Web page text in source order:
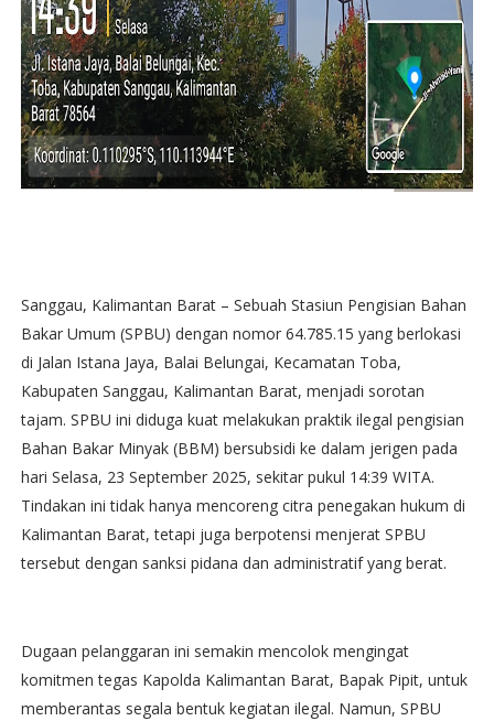
Sanggau, Kalimantan Barat – Sebuah Stasiun Pengisian Bahan
Bakar Umum (SPBU) dengan nomor 64.785.15 yang berlokasi
di Jalan Istana Jaya, Balai Belungai, Kecamatan Toba,
Kabupaten Sanggau, Kalimantan Barat, menjadi sorotan
tajam. SPBU ini diduga kuat melakukan praktik ilegal pengisian
Bahan Bakar Minyak (BBM) bersubsidi ke dalam jerigen pada
hari Selasa, 23 September 2025, sekitar pukul 14:39 WITA.
Tindakan ini tidak hanya mencoreng citra penegakan hukum di
Kalimantan Barat, tetapi juga berpotensi menjerat SPBU
tersebut dengan sanksi pidana dan administratif yang berat.
Dugaan pelanggaran ini semakin mencolok mengingat
komitmen tegas Kapolda Kalimantan Barat, Bapak Pipit, untuk
memberantas segala bentuk kegiatan ilegal. Namun, SPBU